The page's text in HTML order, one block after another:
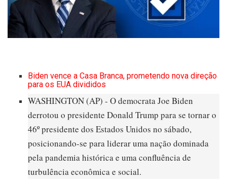
Biden vence a Casa Branca, prometendo nova direção
para os EUA divididos
WASHINGTON (AP) - O democrata Joe Biden
derrotou o presidente Donald Trump para se tornar o
46º presidente dos Estados Unidos no sábado,
posicionando-se para liderar uma nação dominada
pela pandemia histórica e uma confluência de
turbulência econômica e social.